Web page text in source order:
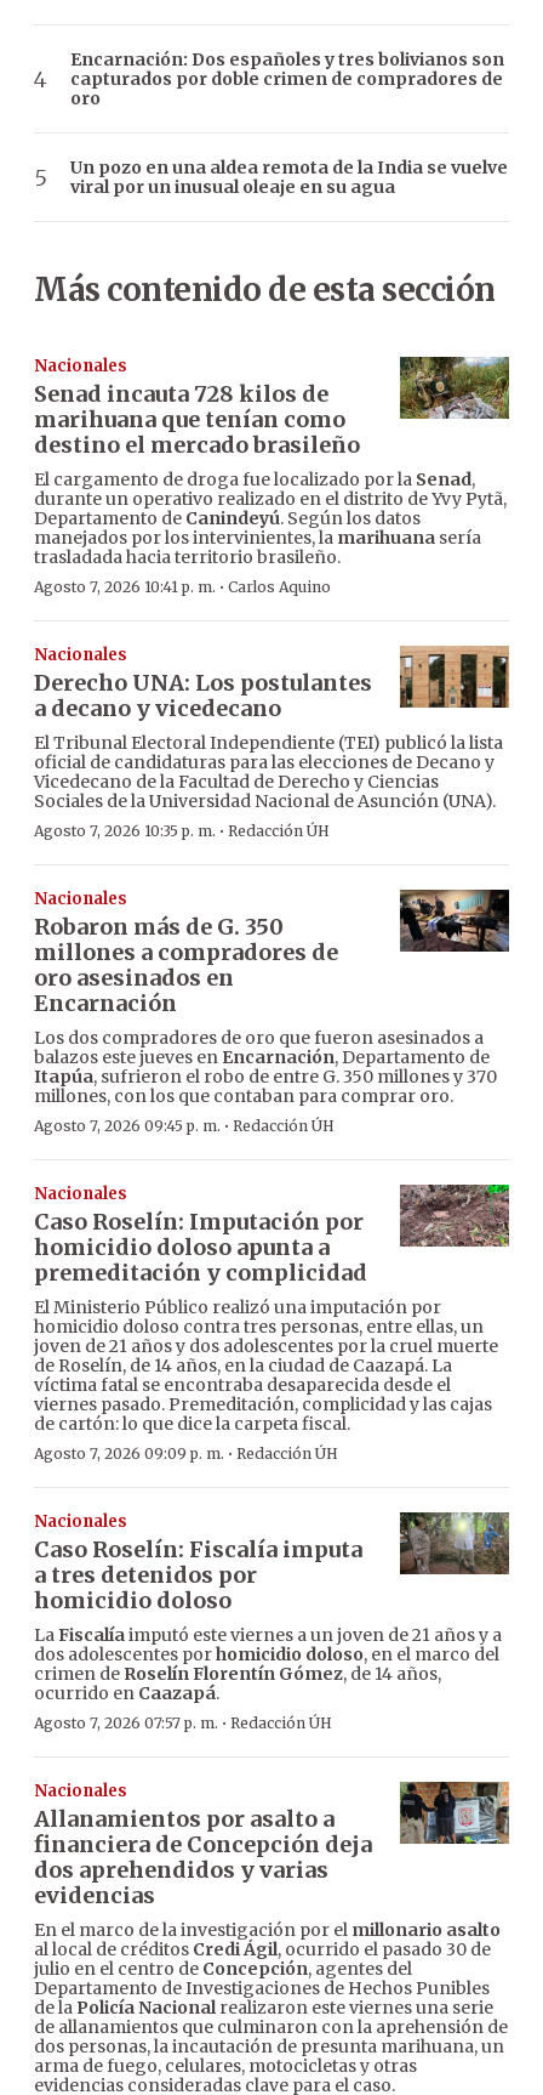
Encarnación: Dos españoles y tres bolivianos son
capturados por doble crimen de compradores de
oro
Un pozo en una aldea remota de la India se vuelve
viral por un inusual oleaje en su agua
Más contenido de esta sección
Nacionales
Senad incauta 728 kilos de
marihuana que tenían como
destino el mercado brasileño
El cargamento de droga fue localizado por la Senad,
durante un operativo realizado en el distrito de Yvy Pytã,
Departamento de Canindeyú. Según los datos
manejados por los intervinientes, la marihuana sería
trasladada hacia territorio brasileño.
Agosto 7, 2026 10:41 p. m. · Carlos Aquino
Nacionales
Derecho UNA: Los postulantes
a decano y vicedecano
El Tribunal Electoral Independiente (TEI) publicó la lista
oficial de candidaturas para las elecciones de Decano y
Vicedecano de la Facultad de Derecho y Ciencias
Sociales de la Universidad Nacional de Asunción (UNA).
Agosto 7, 2026 10:35 p. m. · Redacción ÚH
Nacionales
Robaron más de G. 350
millones a compradores de
oro asesinados en
Encarnación
Los dos compradores de oro que fueron asesinados a
balazos este jueves en Encarnación, Departamento de
Itapúa, sufrieron el robo de entre G. 350 millones y 370
millones, con los que contaban para comprar oro.
Agosto 7, 2026 09:45 p. m. · Redacción ÚH
Nacionales
Caso Roselín: Imputación por
homicidio doloso apunta a
premeditación y complicidad
El Ministerio Público realizó una imputación por
homicidio doloso contra tres personas, entre ellas, un
joven de 21 años y dos adolescentes por la cruel muerte
de Roselín, de 14 años, en la ciudad de Caazapá. La
víctima fatal se encontraba desaparecida desde el
viernes pasado. Premeditación, complicidad y las cajas
de cartón: lo que dice la carpeta fiscal.
Agosto 7, 2026 09:09 p. m. · Redacción ÚH
Nacionales
Caso Roselín: Fiscalía imputa
a tres detenidos por
homicidio doloso
LaFiscalíaimputó este viernes a un joven de 21 años y a
dos adolescentes porhomicidio doloso, en el marco del
crimen de Roselín Florentín Gómez, de 14 años,
ocurrido en Caazapá.
Agosto 7, 2026 07:57 p. m. · Redacción ÚH
Nacionales
Allanamientos por asalto a
financiera de Concepción deja
dos aprehendidos y varias
evidencias
En el marco de la investigación por el millonario asalto
al local de créditos Credi Ágil, ocurrido el pasado 30 de
julio en el centro de Concepción, agentes del
Departamento de Investigaciones de Hechos Punibles
de la Policía Nacionalrealizaron este viernes una serie
de allanamientos que culminaron con la aprehensión de
dos personas, la incautación de presunta marihuana, un
arma de fuego, celulares, motocicletas y otras
evidencias consideradas clave para el caso.